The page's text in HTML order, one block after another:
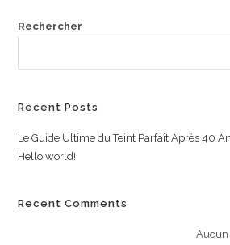
Rechercher
Recent Posts
Le Guide Ultime du Teint Parfait Après 40
Hello world!
Recent Comments
Aucun